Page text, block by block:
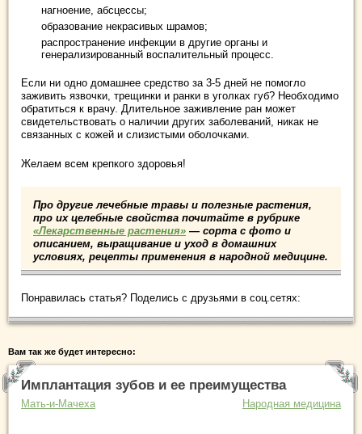
нагноение, абсцессы;
образование некрасивых шрамов;
распространение инфекции в другие органы и
генерализированный воспалительный процесс.
Если ни одно домашнее средство за 3-5 дней не помогло
заживить язвочки, трещинки и ранки в уголках губ? Необходимо
обратиться к врачу. Длительное заживление ран может
свидетельствовать о наличии других заболеваний, никак не
связанных с кожей и слизистыми оболочками.
Желаем всем крепкого здоровья!
Про другие лечебные травы и полезные растения,
про их целебные свойства почитайте в рубрике
«Лекарственные растения» — сорта с фото и
описанием, выращивание и уход в домашних
условиях, рецепты применения в народной медицине.
Понравилась статья? Поделись с друзьями в соц.сетях:
Вам так же будет интересно:
Имплантация зубов и ее преимущества
Мать-и-Мачеха Народная медицина